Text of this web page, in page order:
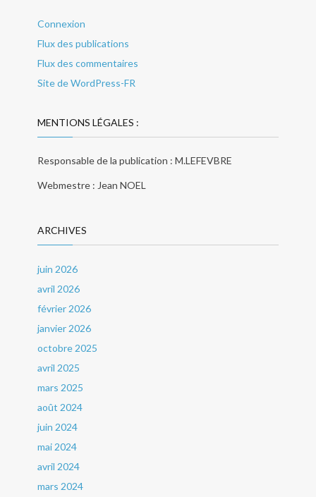
Connexion
Flux des publications
Flux des commentaires
Site de WordPress-FR
MENTIONS LÉGALES :
Responsable de la publication : M.LEFEVBRE
Webmestre : Jean NOEL
ARCHIVES
juin 2026
avril 2026
février 2026
janvier 2026
octobre 2025
avril 2025
mars 2025
août 2024
juin 2024
mai 2024
avril 2024
mars 2024